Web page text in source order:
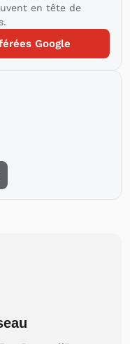
en tête de
Google